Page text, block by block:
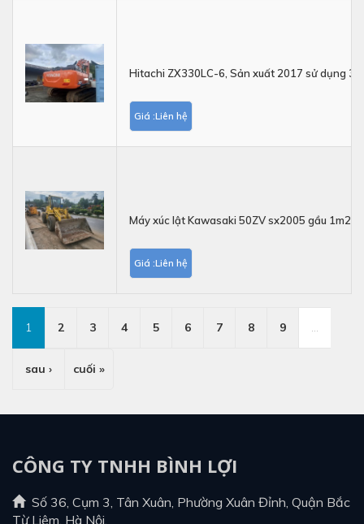
Hitachi ZX330LC-6, Sản xuất 2017 sử dụng
Giá :Liên hệ
Máy xúc lật Kawasaki 50ZV sx2005 gầu 1m2
Giá :Liên hệ
1 2 3 4 5 6 7 8 9 …
sau › cuối »
CÔNG TY TNHH BÌNH LỢI
Số 36, Cụm 3, Tân Xuân, Phường Xuân Đỉnh, Quận Bắc
Từ Liêm, Hà Nội.